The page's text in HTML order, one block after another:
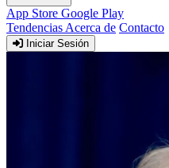
App Store Google Play
Tendencias Acerca de Contacto
Iniciar Sesión